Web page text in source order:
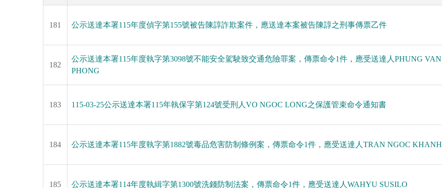
181 公示送達本署115年度偵字第155號被告陳諄詐欺案件，應送達本案被告陳諄之刑事傳票乙件
182
公示送達本署115年度執字第3098號不能安全駕駛致交通危險罪案，傳票命令1件，應受送達人PHUNG VAN
PHONG
183 115-03-25公示送達本署115年執保字第124號受刑人VO NGOC LONG之保護管束命令通知書
184 公示送達本署115年度執字第1882號毒品危害防制條例案，傳票命令1件，應受送達人TRAN NGOC KHANH
185 公示送達本署114年度執緝字第1300號洗錢防制法案，傳票命令1件，應受送達人WAHYU SUSILO